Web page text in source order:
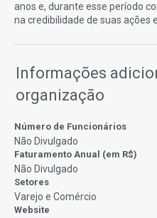
anos e, durante esse período
na credibilidade de suas ações
Informações
organização
Número de Funcionários
Não Divulgado
Faturamento Anual (em R$)
Não Divulgado
Setores
Varejo e Comércio
Website